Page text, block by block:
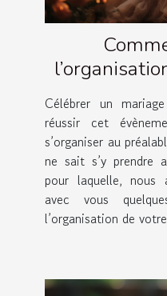
Célébrer un
réussir cet
s’organiser au
ne sait s’y prendre
pour laquelle, nous
avec vous
l’organisation de